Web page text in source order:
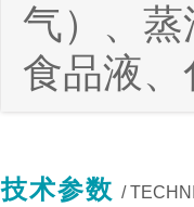
气）、
食品液
技术参数 /